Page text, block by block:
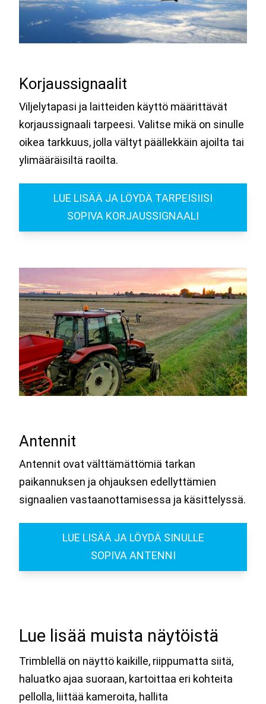
Korjaussignaalit
Viljelytapasi ja laitteiden käyttö määrittävät
korjaussignaali tarpeesi. Valitse mikä on sinulle
oikea tarkkuus, jolla vältyt päällekkäin ajoilta tai
ylimääräisiltä raoilta.
LUE LISÄÄ JA LÖYDÄ TARPEISIISI
SOPIVA KORJAUSSIGNAALI
Antennit
Antennit ovat välttämättömiä tarkan
paikannuksen ja ohjauksen edellyttämien
signaalien vastaanottamisessa ja käsittelyssä.
LUE LISÄÄ JA LÖYDÄ SINULLE
SOPIVA ANTENNI
Lue lisää muista näytöistä
Trimblellä on näyttö kaikille, riippumatta siitä,
haluatko ajaa suoraan, kartoittaa eri kohteita
pellolla, liittää kameroita, hallita